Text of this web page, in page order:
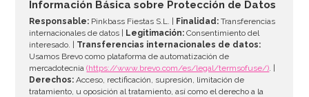
AÑADIR
Información Básica sobre Protección de Datos
Responsable: Pinkbass Fiestas S.L. | Finalidad: Transferencias
internacionales de datos |
Legitimación: Consentimiento del
interesado. | Transferencias internacionales de datos:
Usamos Brevo como plataforma de automatización de
mercadotecnia(https://www.brevo.com/es/legal/termsofuse/). |
Derechos: Acceso, rectificación, supresión, limitación de
tratamiento, u oposición al tratamiento, así como el derecho a la